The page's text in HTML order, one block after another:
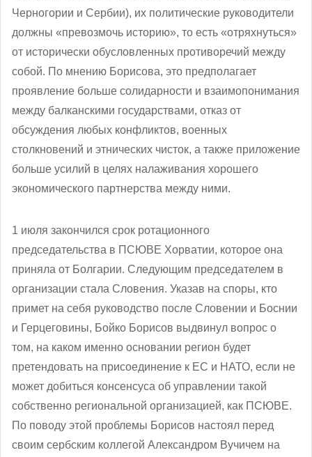
Черногории и Сербии), их политические руководители
должны «превозмочь историю», то есть «отряхнуться»
от исторически обусловленных противоречий между
собой. По мнению Борисова, это предполагает
проявление больше солидарности и взаимопонимания
между балканскими государствами, отказ от
обсуждения любых конфликтов, военных
столкновений и этнических чисток, а также приложение
больше усилий в целях налаживания хорошего
экономического партнерства между ними.
1 июля закончился срок ротационного
председательства в ПСЮВЕ Хорватии, которое она
приняла от Болгарии. Следующим председателем в
организации стала Словения. Указав на споры, кто
примет на себя руководство после Словении и Боснии
и Герцеговины, Бойко Борисов выдвинул вопрос о
том, на каком именно основании регион будет
претендовать на присоединение к ЕС и НАТО, если не
может добиться консенсуса об управлении такой
собственно региональной организацией, как ПСЮВЕ.
По поводу этой проблемы Борисов настоял перед
своим сербским коллегой Александром Вучичем на